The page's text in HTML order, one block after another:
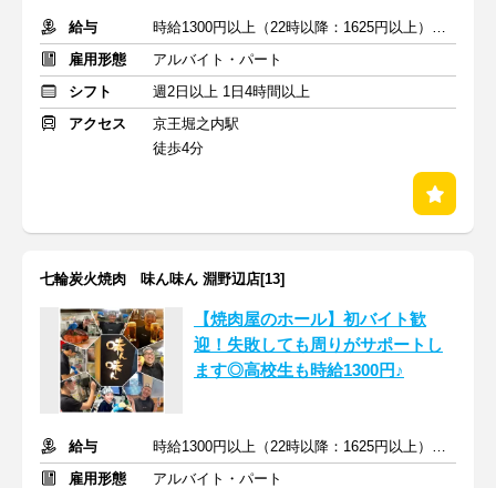
給与
時給1300円以上（22時以降：1625円以上）＋交通費支給
雇用形態
アルバイト・パート
シフト
週2日以上 1日4時間以上
アクセス
京王堀之内駅
徒歩4分
七輪炭火焼肉 味ん味ん 淵野辺店[13]
【焼肉屋のホール】初バイト歓
迎！失敗しても周りがサポートし
ます◎高校生も時給1300円♪
給与
時給1300円以上（22時以降：1625円以上）＋交通費支給
雇用形態
アルバイト・パート